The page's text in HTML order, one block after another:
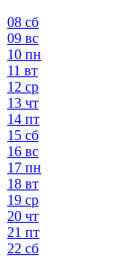
08 сб
09 вс
10 пн
11 вт
12 ср
13 чт
14 пт
15 сб
16 вс
17 пн
18 вт
19 ср
20 чт
21 пт
22 сб